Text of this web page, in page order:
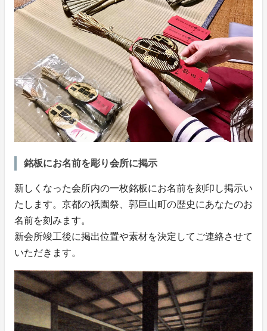
銘板にお名前を彫り会所に掲示
新しくなった会所内の一枚銘板にお名前を刻印し掲示い
たします。京都の祇園祭、郭巨山町の歴史にあなたのお
名前を刻みます。
新会所竣工後に掲出位置や素材を決定してご連絡させて
いただきます。